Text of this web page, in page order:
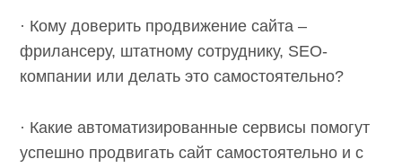
· Кому доверить продвижение сайта –
фрилансеру, штатному сотруднику, SEO-
компании или делать это самостоятельно?
· Какие автоматизированные сервисы помогут
успешно продвигать сайт самостоятельно и с